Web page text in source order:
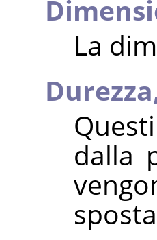
La
dalla